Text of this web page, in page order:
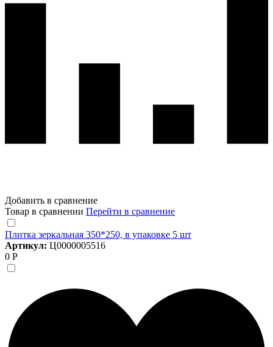
Добавить в сравнение
Товар в сравнении Перейти в сравнение
Плитка зеркальная 350*250, в упаковке 5 шт
Артикул: Ц0000005516
0 Р